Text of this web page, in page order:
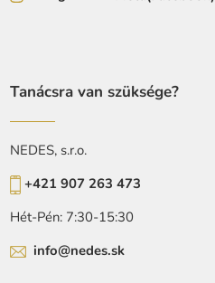
Tanácsra van szüksége?
NEDES, s.r.o.
+421 907 263 473
Hét-Pén: 7:30-15:30
info@nedes.sk